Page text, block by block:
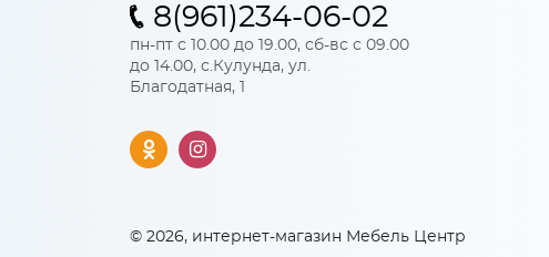
8(961)234-06-02
пн-пт с 10.00 до 19.00, сб-вс с 09.00
до 14.00, с.Кулунда, ул.
Благодатная, 1
© 2026, интернет-магазин Мебель Центр